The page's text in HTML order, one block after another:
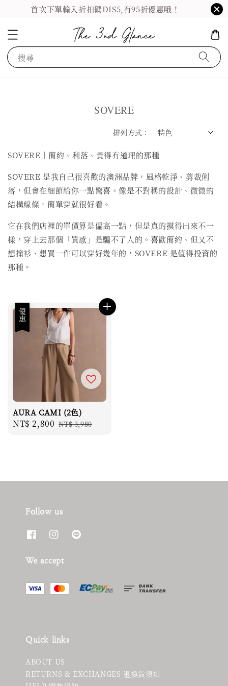
首次下單輸入折扣碼DIS5,有95折優惠哦！
搜尋
SOVERE
排列方式 :
SOVERE｜簡約、利落、貴得有道理的那種
SOVERE 是我自己很喜歡的澳洲品牌，風格乾淨、剪裁俐
落，但會在細節給你一點驚喜。像是不對稱的設計、微微的
結構線條，簡單穿就很好看。
它在我們店裡的單價算是偏高一點，但是真的摸得出來不一
樣，穿上去那個「質感」是騙不了人的。喜歡簡約、但又不
想撞衫、想買一件可以穿好幾年的，SOVERE 是值得投資的
那種。
優惠
AURA CAMI (2色)
Sale
NT$ 2,800 Regular
NT$ 3,980
Follow us
We accept
Quick links
ABOUT US
RETURNS & EXCHANGES 退換貨須知